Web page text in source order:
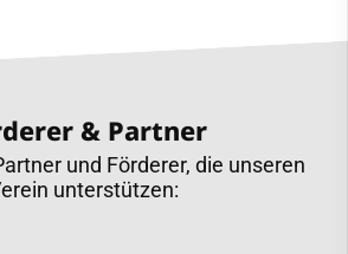
& Partner
und Förderer, die unseren
unterstützen: